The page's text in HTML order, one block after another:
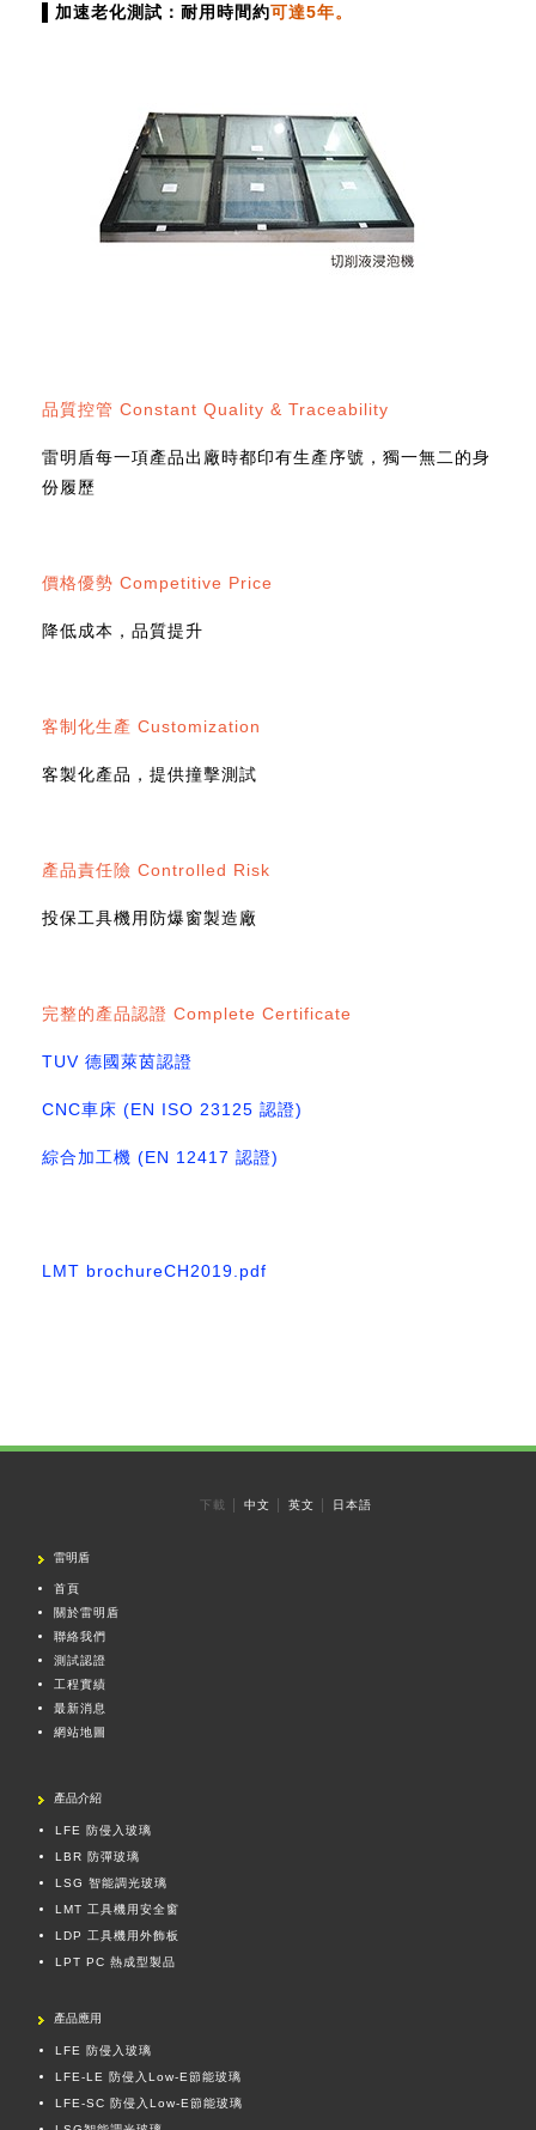
▌加速老化測試：耐用時間約可達5年。
品質控管 Constant Quality & Traceability
雷明盾每一項產品出廠時都印有生產序號，獨一無二的身
份履歷
價格優勢 Competitive Price
降低成本，品質提升
客制化生產 Customization
客製化產品，提供撞擊測試
產品責任險 Controlled Risk
投保工具機用防爆窗製造廠
完整的產品認證 Complete Certificate
TUV 德國萊茵認證
CNC車床 (EN ISO 23125 認證)
綜合加工機 (EN 12417 認證)
LMT brochureCH2019.pdf
下載 中文 英文 日本語
雷明盾
首頁
關於雷明盾
聯絡我們
測試認證
工程實績
最新消息
網站地圖
產品介紹
LFE 防侵入玻璃
LBR 防彈玻璃
LSG 智能調光玻璃
LMT 工具機用安全窗
LDP 工具機用外飾板
LPT PC 熱成型製品
產品應用
LFE 防侵入玻璃
LFE-LE 防侵入Low-E節能玻璃
LFE-SC 防侵入Low-E節能玻璃